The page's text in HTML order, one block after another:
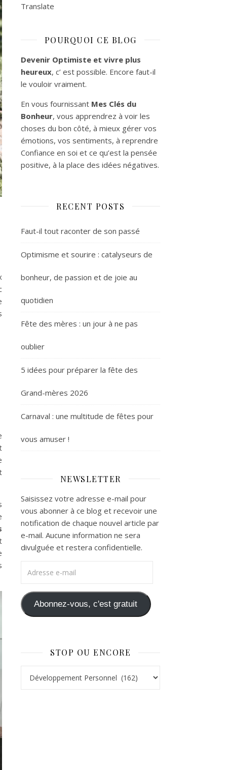
Translate
POURQUOI CE BLOG
Devenir Optimiste et vivre plus
heureux, c’ est possible. Encore faut-il
le vouloir vraiment.
En vous fournissant Mes Clés du
Bonheur, vous apprendrez à voir les
choses du bon côté, à mieux gérer vos
émotions, vos sentiments, à reprendre
Confiance en soi et ce qu’est la pensée
positive, à la place des idées négatives.
RECENT POSTS
Faut-il tout raconter de son passé
Optimisme et sourire : catalyseurs de
bonheur, de passion et de joie au
quotidien
Fête des mères : un jour à ne pas
oublier
5 idées pour préparer la fête des
Grand-mères 2026
Carnaval : une multitude de fêtes pour
vous amuser !
NEWSLETTER
Saisissez votre adresse e-mail pour
vous abonner à ce blog et recevoir une
notification de chaque nouvel article par
e-mail. Aucune information ne sera
divulguée et restera confidentielle.
Abonnez-vous, c'est gratuit
STOP OU ENCORE